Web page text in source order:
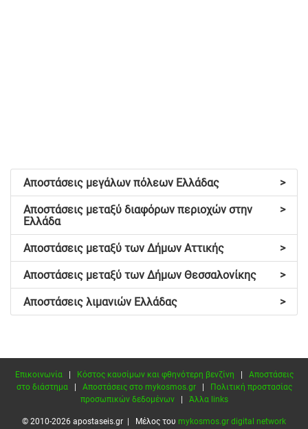
>
Αποστάσεις μεγάλων πόλεων Ελλάδας
>
Αποστάσεις μεταξύ διαφόρων περιοχών στην
Ελλάδα
>
Αποστάσεις μεταξύ των Δήμων Αττικής
>
Αποστάσεις μεταξύ των Δήμων Θεσσαλονίκης
>
Αποστάσεις λιμανιών Ελλάδας
Επικοινωνία| Κόστος καυσίμων και φθηνότερη βενζίνη
Αποστάσεις
στο διάστημα| Αποστάσεις στο mykosmos.gr|
Πολιτική προστασίας
προσωπικών δεδομένων| Άλλα links
© 2010-2026 apostaseis.gr | Μέλος του mykosmos.gr digital network